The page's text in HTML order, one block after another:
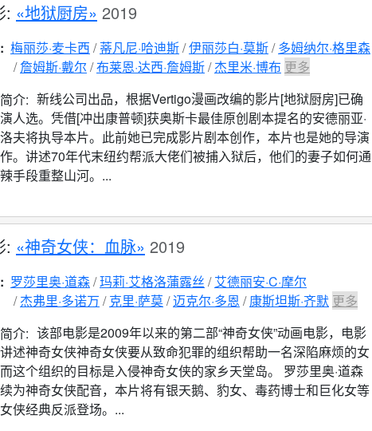
: «地狱厨房» 2019
梅丽莎·麦卡西 蒂凡尼·哈迪斯 伊丽莎白·莫斯 多姆纳尔·格里森
詹姆斯·戴尔 布莱恩·达西·詹姆斯 杰里米·博布 更多
介: 新线公司出品，根据Vertigo漫画改编的影片[地狱厨房]已确
人选。凭借[冲出康普顿]获奥斯卡最佳原创剧本提名的安德丽亚·
夫将执导本片。此前她已完成影片剧本创作，本片也是她的导演
。讲述70年代末纽约帮派大佬们被捕入狱后，他们的妻子如何通
手段重整山河。...
: «神奇女侠：血脉» 2019
罗莎里奥·道森 玛莉·艾格洛蒲露丝
艾德丽安·C·摩尔
杰弗里·多诺万
克里·萨莫 迈克尔·多恩 康斯坦斯·齐默 更多
介: 该部电影是2009年以来的第二部“神奇女侠”动画电影，电影
述神奇女侠神奇女侠要从致命犯罪的组织帮助一名深陷麻烦的女
这个组织的目标是入侵神奇女侠的家乡天堂岛。 罗莎里奥·道森
为神奇女侠配音，本片将有银天鹅、豹女、毒药博士和巨化女等
侠经典反派登场。...